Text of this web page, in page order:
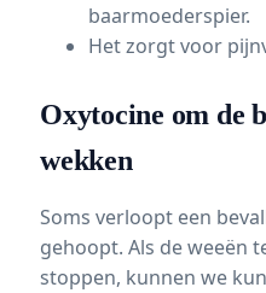
baarmoederspier.
Het zorgt voor
Oxytocine om de
wekken
Soms verloopt een
gehoopt. Als de weeën
stoppen, kunnen we